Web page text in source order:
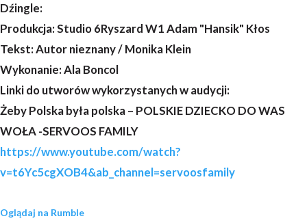
Dźingle:
Produkcja: Studio 6Ryszard W1 Adam "Hansik" Kłos
Tekst: Autor nieznany / Monika Klein
Wykonanie: Ala Boncol
Linki do utworów wykorzystanych w audycji:
Żeby Polska była polska – POLSKIE DZIECKO DO WAS
WOŁA -SERVOOS FAMILY
https://www.youtube.com/watch?
v=t6Yc5cgXOB4&ab_channel=servoosfamily
Oglądaj na Rumble